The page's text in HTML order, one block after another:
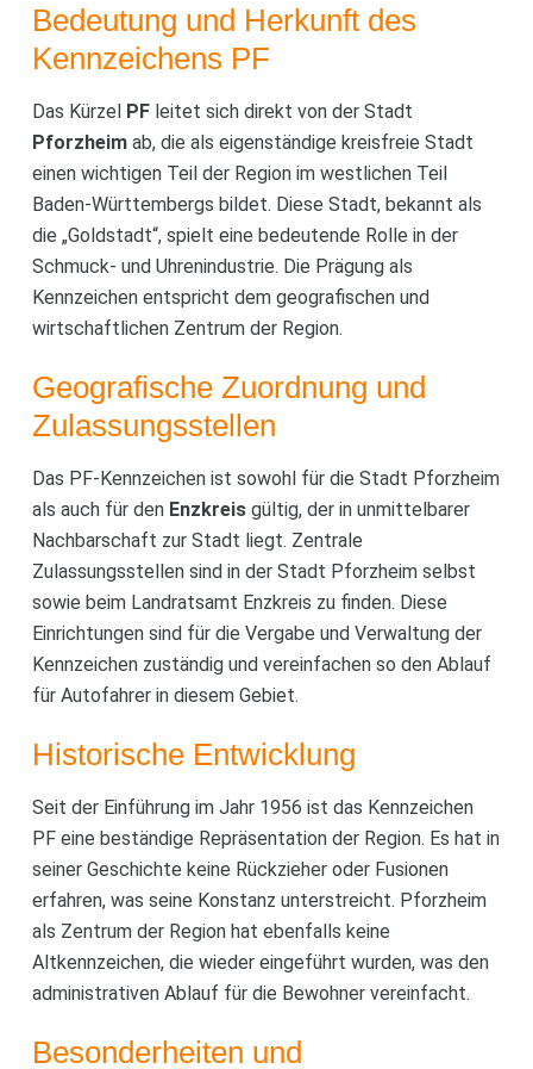
Bedeutung und Herkunft des
Kennzeichens PF
Das Kürzel PFleitet sich direkt von der Stadt
Pforzheimab, die als eigenständige kreisfreie Stadt
einen wichtigen Teil der Region im westlichen Teil
Baden-Württembergs bildet. Diese Stadt, bekannt als
die „Goldstadt“, spielt eine bedeutende Rolle in der
Schmuck- und Uhrenindustrie. Die Prägung als
Kennzeichen entspricht dem geografischen und
wirtschaftlichen Zentrum der Region.
Geografische Zuordnung und
Zulassungsstellen
Das PF-Kennzeichen ist sowohl für die Stadt Pforzheim
als auch für den Enzkreisgültig, der in unmittelbarer
Nachbarschaft zur Stadt liegt. Zentrale
Zulassungsstellen sind in der Stadt Pforzheim selbst
sowie beim Landratsamt Enzkreis zu finden. Diese
Einrichtungen sind für die Vergabe und Verwaltung der
Kennzeichen zuständig und vereinfachen so den Ablauf
für Autofahrer in diesem Gebiet.
Historische Entwicklung
Seit der Einführung im Jahr 1956 ist das Kennzeichen
PF eine beständige Repräsentation der Region. Es hat in
seiner Geschichte keine Rückzieher oder Fusionen
erfahren, was seine Konstanz unterstreicht. Pforzheim
als Zentrum der Region hat ebenfalls keine
Altkennzeichen, die wieder eingeführt wurden, was den
administrativen Ablauf für die Bewohner vereinfacht.
Besonderheiten und